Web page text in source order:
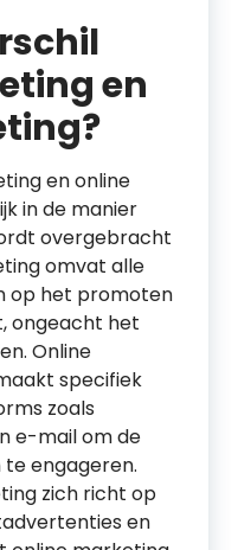
en
en online
in de manier
overgebracht
omvat alle
op het promoten
ongeacht het
Online
specifiek
zoals
e-mail om de
engageren.
zich richt op
en